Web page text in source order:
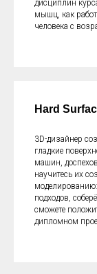
дисциплин
мышц, как
человека с
Hard
3D-дизайнер
гладкие
машин,
научитесь их
подходов,
сможете
дипломном